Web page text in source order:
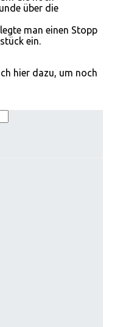
über die
man einen Stopp
ein.
hier dazu, um noch